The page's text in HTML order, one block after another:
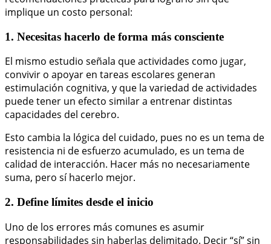
implique un costo personal:
1. Necesitas hacerlo de forma más consciente
El mismo estudio señala que actividades como jugar,
convivir o apoyar en tareas escolares generan
estimulación cognitiva, y que la variedad de actividades
puede tener un efecto similar a entrenar distintas
capacidades del cerebro.
Esto cambia la lógica del cuidado, pues no es un tema de
resistencia ni de esfuerzo acumulado, es un tema de
calidad de interacción. Hacer más no necesariamente
suma, pero sí hacerlo mejor.
2. Define límites desde el inicio
Uno de los errores más comunes es asumir
responsabilidades sin haberlas delimitado. Decir “sí” sin